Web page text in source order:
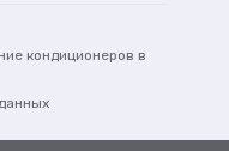
кондиционеров в